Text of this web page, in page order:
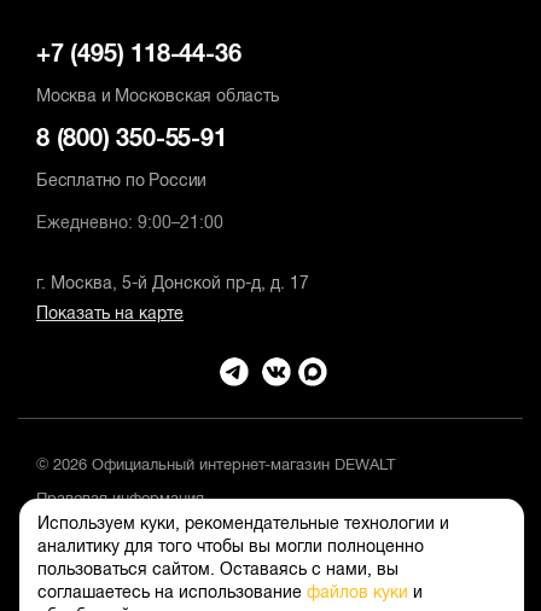
Используем куки, рекомендательные технологии и
аналитику для того чтобы вы могли полноценно
пользоваться сайтом. Оставаясь с нами, вы
соглашаетесь на использование файлов куки и
+7 (495) 118-44-36
Москва и Московская область
8 (800) 350-55-91
Бесплатно по России
Ежедневно: 9:00–21:00
г. Москва, 5-й Донской пр-д, д. 17
Показать на карте
© 2026 Официальный интернет-магазин DEWALT
Правовая информация
Положение об обработке и защите персональных данных